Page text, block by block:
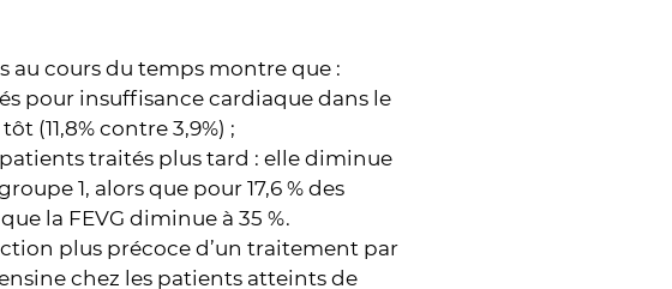
au cours du temps montre que :
pour insuffisance cardiaque dans le
(11,8% contre 3,9%) ;
traités plus tard : elle diminue
1, alors que pour 17,6 % des
la FEVG diminue à 35 %.
plus précoce d’un traitement par
chez les patients atteints de